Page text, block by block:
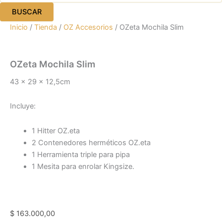
BUSCAR
Inicio / Tienda / OZ Accesorios / OZeta Mochila Slim
OZeta Mochila Slim
43 x 29 x 12,5cm
Incluye:
1 Hitter OZ.eta
2 Contenedores herméticos OZ.eta
1 Herramienta triple para pipa
1 Mesita para enrolar Kingsize.
$ 163.000,00